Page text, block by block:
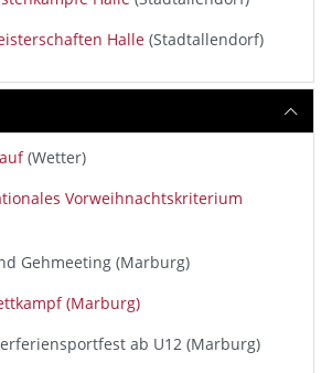
Halle (Stadtallendorf)
(Wetter)
Vorweihnachtskriterium
Gehmeeting (Marburg)
(Marburg)
ab U12 (Marburg)